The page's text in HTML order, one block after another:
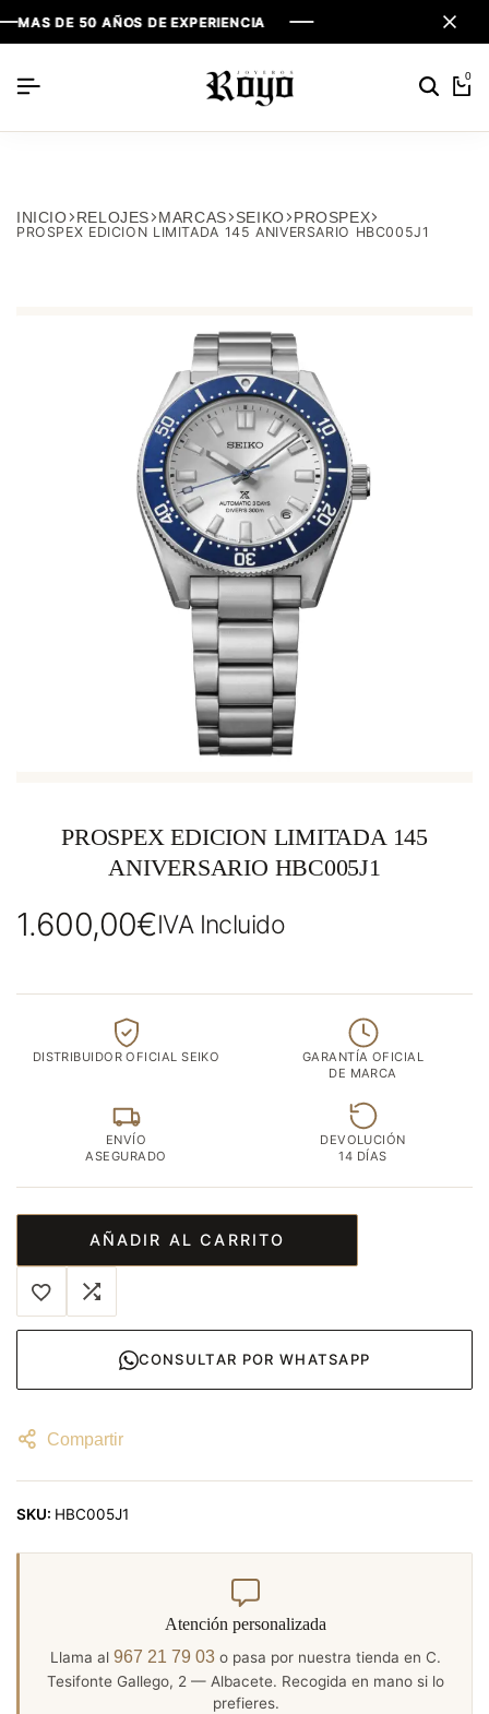
DE 50 AÑOS DE EXPERIENCIA
DE 50 AÑOS DE EXPERIENCIA
DE 50 AÑOS DE EXPERIENCIA
0
INICIO RELOJES MARCAS SEIKO PROSPEX
PROSPEX EDICION LIMITADA 145 ANIVERSARIO HBC005J1
PROSPEX EDICION LIMITADA 145
ANIVERSARIO HBC005J1
1.600,00€IVA Incluido
DISTRIBUIDOR OFICIAL SEIKO
GARANTÍA OFICIAL
DE MARCA
ENVÍO
ASEGURADO
DEVOLUCIÓN
14 DÍAS
AÑADIR AL CARRITO
CONSULTAR POR WHATSAPP
Compartir
SKU: HBC005J1
Atención personalizada
Llama al 967 21 79 03 o pasa por nuestra tienda en C.
Tesifonte Gallego, 2 — Albacete. Recogida en mano si lo
prefieres.